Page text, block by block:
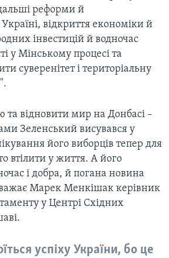
реформи й
відкриття економіки й
інвестицій й водночас
у Мінському процесі та
суверенітет і територіальну
та відновити мир на Донбасі –
Зеленський висувався у
його виборців тепер для
втілити у життя. А його
і добра, й погана новина
Марек Менкішак керівник
у Центрі Східних
успіху України, бо це